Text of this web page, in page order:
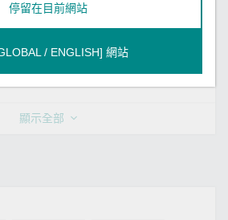
顯示全部
停留在目前網站
/ ENGLISH] 網站